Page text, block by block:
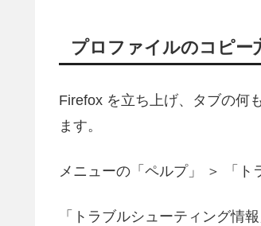
プロファイルのコピー
Firefox を立ち上げ、タブの何
ます。
メニューの「ペルプ」 ＞ 「ト
「トラブルシューティング情